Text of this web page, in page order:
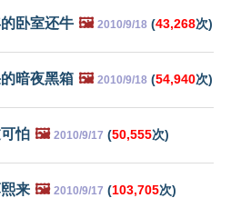
卧室还牛 🖼️ 2010/9/18 (43,268次)
暗夜黑箱 🖼️ 2010/9/18 (54,940次)
怕 🖼️ 2010/9/17 (50,555次)
来 🖼️ 2010/9/17 (103,705次)